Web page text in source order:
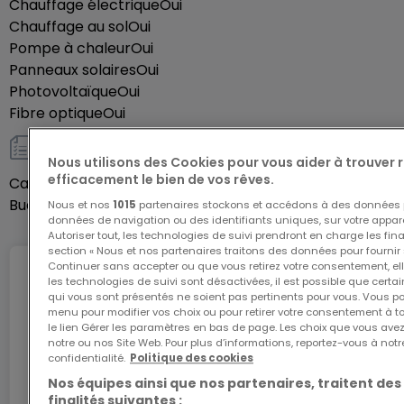
Possibilité de visiter des appartements témoins du
même promoteur afin de découvrir les finitions,
matériaux et prestations proposés dans le cadre
du projet.
renseignements et documentation
numéro +352 621 469 311 ou par mail sur
info@dalpa.lu.
Si vous souhaitez vendre ou louer votre bien, nous
mettons à votre disposition notre
professionnalisme, savoir-faire et qualité de
service. Nous vous proposons des estimations
rapides, gratuites et réalistes.
Chauffage électriqueOui
Chauffage au solOui
Pompe à chaleurOui
Panneaux solairesOui
PhotovoltaïqueOui
Fibre optiqueOui
Autres
Cave Oui
BuanderieOui
Internet
L'internet Giga : l'Internet à domicile
Bénéficiez d’1 mois d’internet gratuit avec le code
ATHOME26 sur le réseau le plus rapide du
Nous utilisons des Cookies pour vous aider à trouver
efficacement le bien de vos rêves.
Nous et nos 1015 partenaires stockons et accédons à des
données de navigation ou des identifiants uniques, sur votre
Autoriser tout, les technologies de suivi prendront en charge les
section « Nous et nos partenaires traitons des données pour fournir
Continuer sans accepter ou que vous retirez votre consentement,
les technologies de suivi sont désactivées, il est possible que
qui vous sont présentés ne soient pas pertinents pour vous. Vous
menu pour modifier vos choix ou pour retirer votre consentement à
le lien Gérer les paramètres en bas de page. Les choix que vous
notre ou nos Site Web. Pour plus d’informations, reportez-vous à
confidentialité. Politique des cookies
Nos équipes ainsi que nos partenaires, traitent
finalités suivantes :